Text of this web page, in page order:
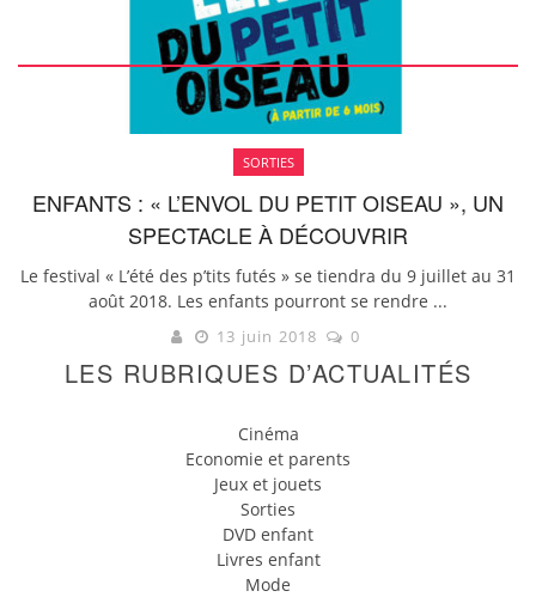
SORTIES
ENFANTS : « L’ENVOL DU PETIT OISEAU », UN
SPECTACLE À DÉCOUVRIR
Le festival « L’été des p’tits futés » se tiendra du 9 juillet au 31
août 2018. Les enfants pourront se rendre ...
13 juin 2018 0
LES RUBRIQUES D’ACTUALITÉS
Cinéma
Economie et parents
Jeux et jouets
Sorties
DVD enfant
Livres enfant
Mode